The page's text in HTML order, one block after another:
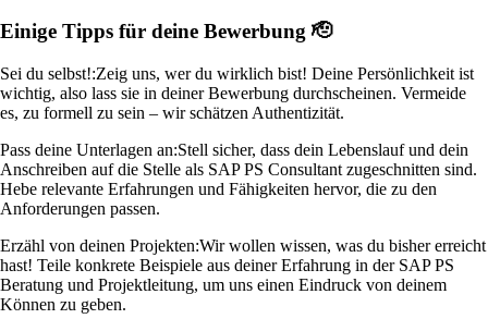
Einige Tipps für deine Bewerbung 🫡
Sei du selbst!:Zeig uns, wer du wirklich bist! Deine Persönlichkeit ist
wichtig, also lass sie in deiner Bewerbung durchscheinen. Vermeide
es, zu formell zu sein – wir schätzen Authentizität.
Pass deine Unterlagen an:Stell sicher, dass dein Lebenslauf und dein
Anschreiben auf die Stelle als SAP PS Consultant zugeschnitten sind.
Hebe relevante Erfahrungen und Fähigkeiten hervor, die zu den
Anforderungen passen.
Erzähl von deinen Projekten:Wir wollen wissen, was du bisher erreicht
hast! Teile konkrete Beispiele aus deiner Erfahrung in der SAP PS
Beratung und Projektleitung, um uns einen Eindruck von deinem
Können zu geben.